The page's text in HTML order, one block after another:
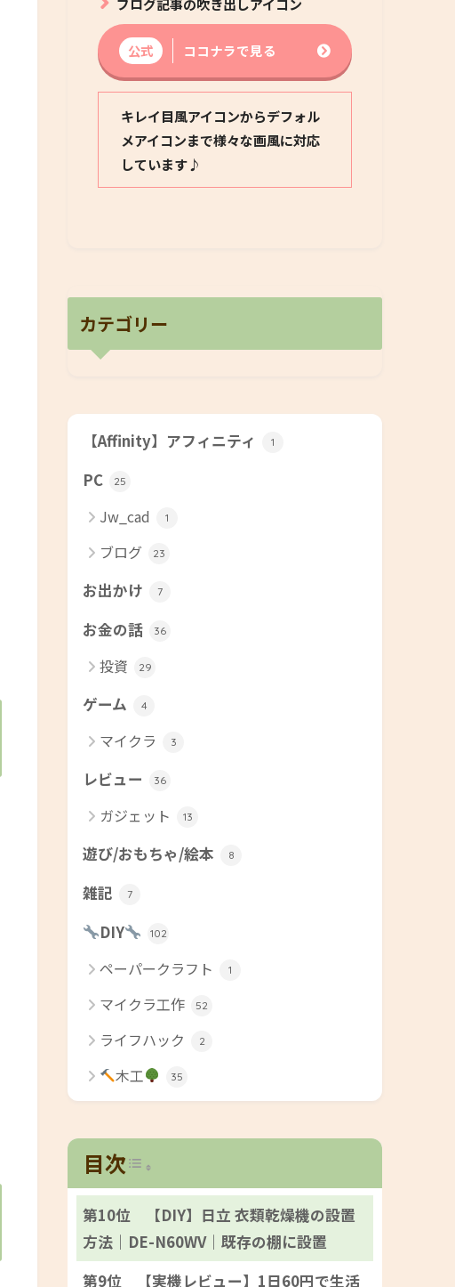
公式 ココナラで見る
キレイ目風アイコンからデフォル
メアイコンまで様々な画風に対応
しています♪
カテゴリー
【Affinity】アフィニティ 1
PC 25
Jw_cad 1
ブログ 23
お出かけ 7
お金の話 36
投資 29
ゲーム 4
マイクラ 3
レビュー 36
ガジェット 13
遊び/おもちゃ/絵本 8
雑記 7
DIY 102
ペーパークラフト 1
マイクラ工作 52
ライフハック 2
木工 35
目次Toggle Table of Content
第10位 【DIY】日立 衣類乾燥機の設置
方法｜DE-N60WV｜既存の棚に設置
第9位 【実機レビュー】1日60円で生活